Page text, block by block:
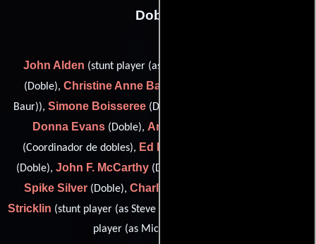
Dobles
John Alden (stunt player (as John F. Alden)),
(Doble), Christine Anne Baur
Baur)), Simone Boisseree (Doble),
Donna Evans (Doble), Andy Gill
(Coordinador de dobles), Ed Hamilton
(Doble), John F. McCarthy (Doble),
Spike Silver(Doble), Charlie Skeen
Stricklin (stunt player (as Steve Stricklin)) y
player (as Michael Tillman))